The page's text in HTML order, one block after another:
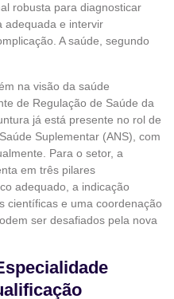
robusta para diagnosticar
adequada e intervir
A saúde, segundo
na visão da saúde
de Regulação de Saúde da
já está presente no rol de
Suplementar (ANS), com
Para o setor, a
em três pilares
adequado, a indicação
científicas e uma coordenação
ser desafiados pela nova